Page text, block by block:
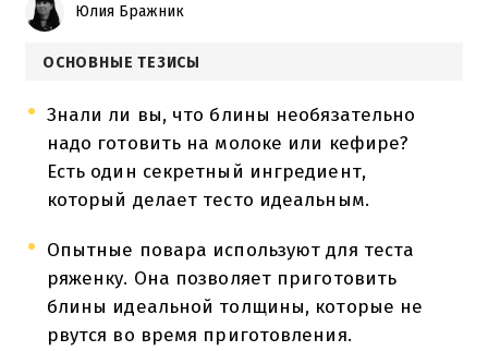
Юлия Бражник
ОСНОВНЫЕ ТЕЗИСЫ
Знали ли вы, что блины необязательно
надо готовить на молоке или кефире?
Есть один секретный ингредиент,
который делает тесто идеальным.
Опытные повара используют для теста
ряженку. Она позволяет приготовить
блины идеальной толщины, которые не
рвутся во время приготовления.